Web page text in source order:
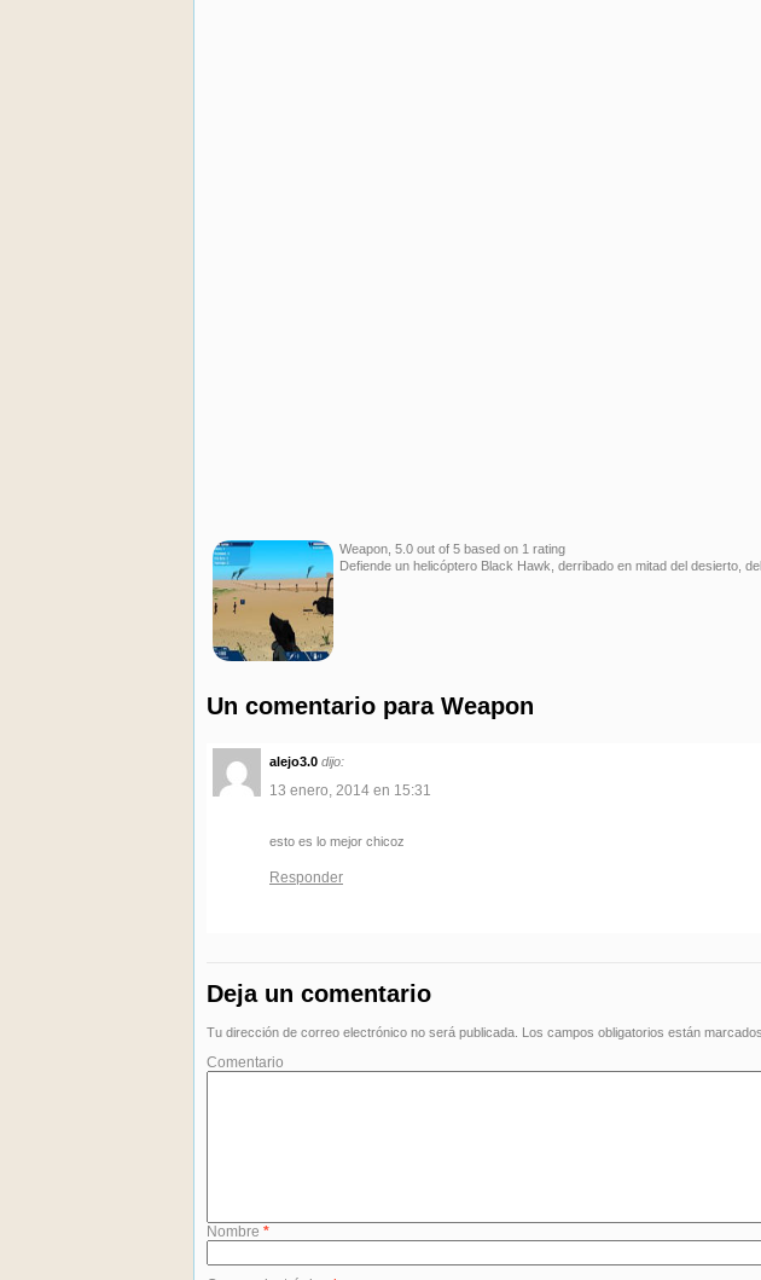
Weapon 5.0 out of 5 based on 1 rating
Defiende un helicóptero Black Hawk, derribado en mitad del desierto,
Un comentario para Weapon
alejo3.0 dijo:
13 enero, 2014 en 15:31
esto es lo mejor chicoz
Responder
Deja un comentario
Tu dirección de correo electrónico no será publicada. Los campos obligatorios están
Comentario
Nombre *